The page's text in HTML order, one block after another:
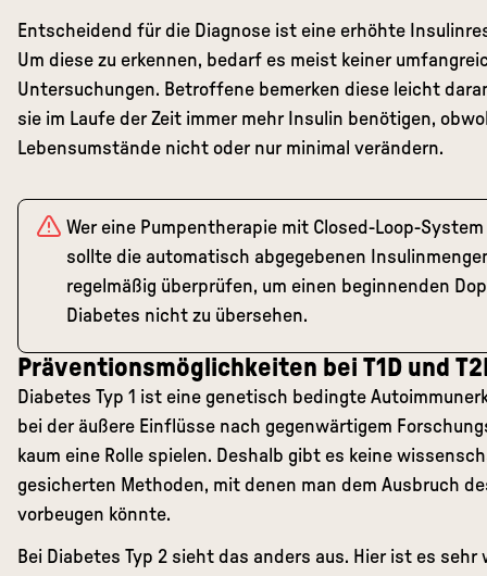
Entscheidend für die Diagnose ist eine erhöhte
Um diese zu erkennen, bedarf es meist keiner
Untersuchungen. Betroffene bemerken diese leicht
sie im Laufe der Zeit immer mehr Insulin benötigen,
Lebensumstände nicht oder nur minimal verändern.
Wer eine Pumpentherapie mit Closed-Loop-
sollte die automatisch abgegebenen
regelmäßig überprüfen, um einen beginnenden
Diabetes nicht zu übersehen.
Präventionsmöglichkeiten bei T1D und
Diabetes Typ 1 ist eine genetisch bedingte
bei der äußere Einflüsse nach gegenwärtigem
kaum eine Rolle spielen. Deshalb gibt es keine
gesicherten Methoden, mit denen man dem Ausbruch
vorbeugen könnte.
Bei Diabetes Typ 2 sieht das anders aus. Hier ist es sehr